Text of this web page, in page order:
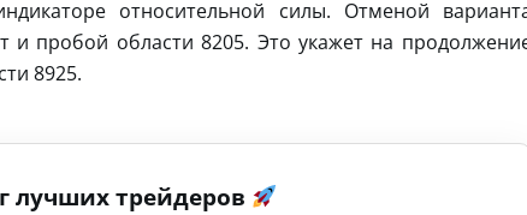
относительной силы. Отменой
и пробой области 8205. Это укажет на
8925.
лучших трейдеров